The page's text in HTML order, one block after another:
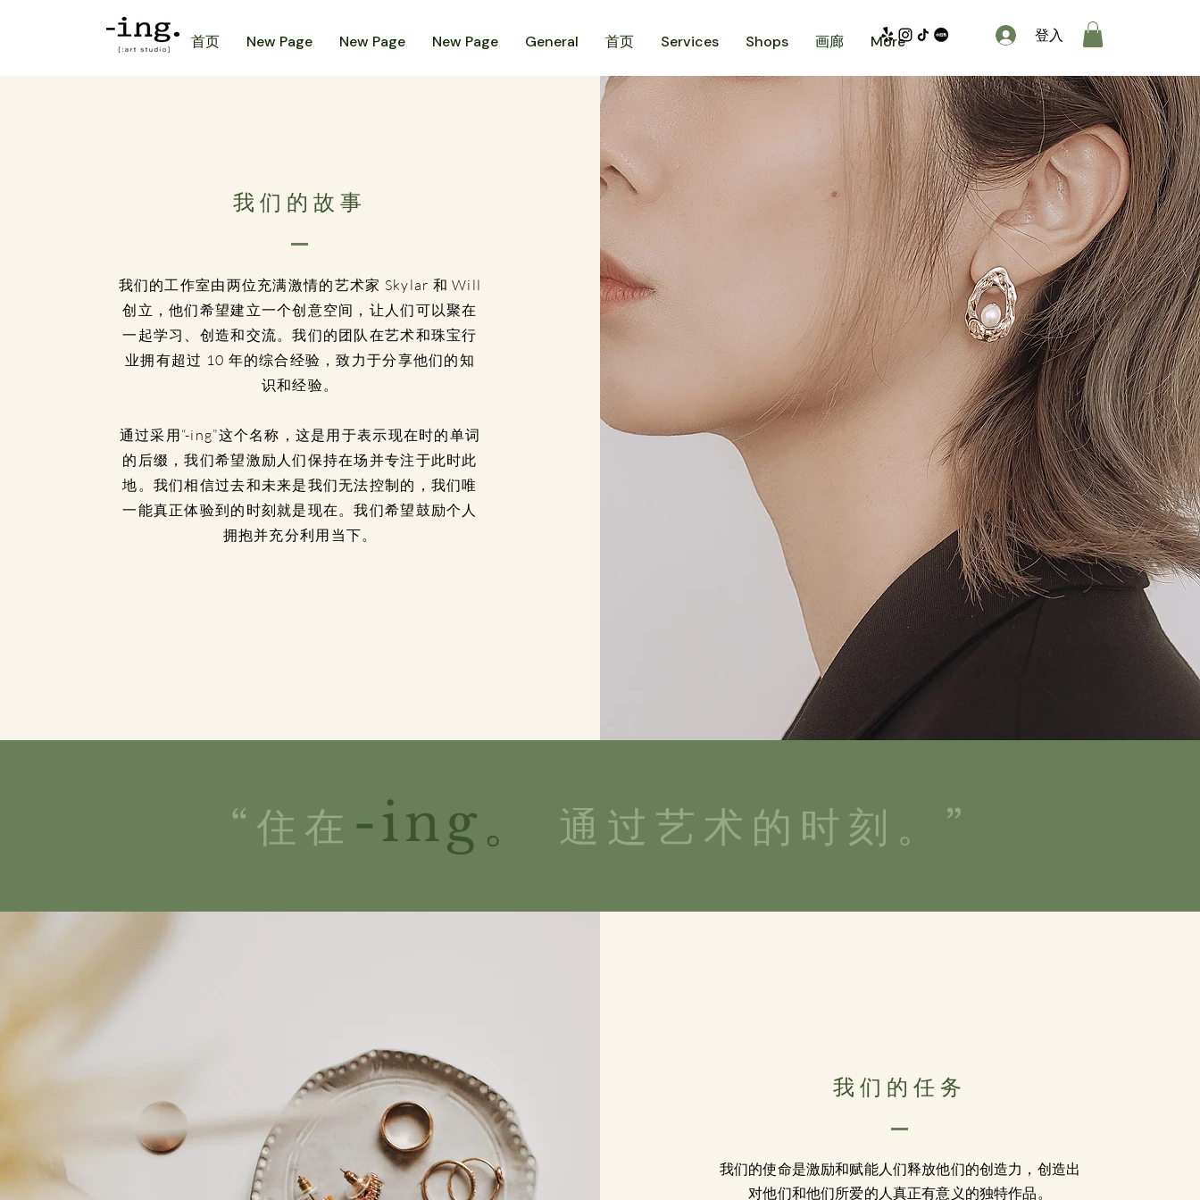
首页 New Page New Page New Page General 首页 Services Shops 画廊 More 登入
我们的故事
我们的工作室由两位充满激情的艺术家 Skylar 和 Will
创立，他们希望建立一个创意空间，让人们可以聚在
一起学习、创造和交流。我们的团队在艺术和珠宝行
业拥有超过 10 年的综合经验，致力于分享他们的知
识和经验。
通过采用“-ing”这个名称，这是用于表示现在时的单词
的后缀，我们希望激励人们保持在场并专注于此时此
地。我们相信过去和未来是我们无法控制的，我们唯
一能真正体验到的时刻就是现在。我们希望鼓励个人
拥抱并充分利用当下。
“住在 -ing。 通过艺术的时刻。”
我们的任务
我们的使命是激励和赋能人们释放他们的创造力，创造出
对他们和他们所爱的人真正有意义的独特作品。